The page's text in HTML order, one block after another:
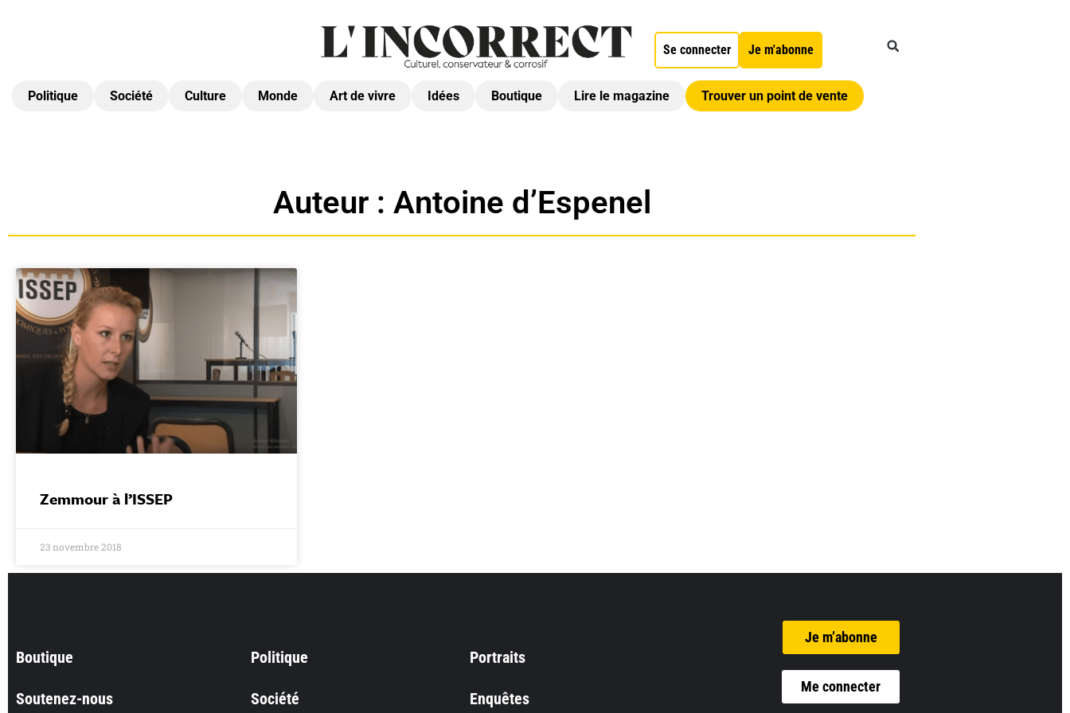
Se connecter Je m'abonne
Politique Société Culture Monde Art de vivre Idées Boutique Lire le magazine Trouver un point de vente
Auteur : Antoine d’Espenel
Zemmour à l’ISSEP
23 novembre 2018
Boutique
Soutenez-nous
Politique
Société
Portraits
Enquêtes
Je m’abonne
Me connecter